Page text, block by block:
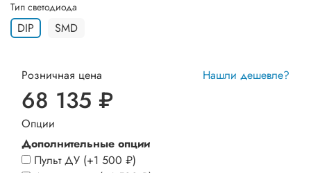
Тип светодиода
DIP SMD
Розничная цена Нашли дешевле?
68 135 ₽
Опции
Дополнительные опции
Пульт ДУ (+1 500 ₽)